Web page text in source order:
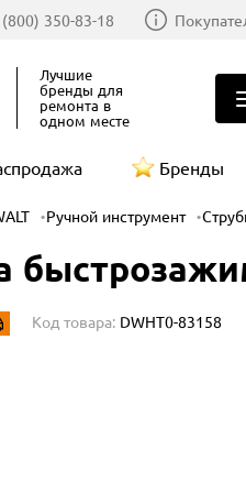
350-83-18
Лучшие
бренды для
ремонта в
одном месте
Бренды
Ручной инструмент
Код товара: DWHT0-83158